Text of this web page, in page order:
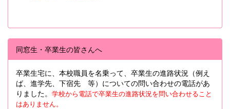
同窓生・卒業生の皆さんへ
卒業生宅に、本校職員を名乗って、卒業生の進路状況（例え
ば、進学先、下宿先 等）についての問い合わせの電話があ
りました。 学校から電話で卒業生の進路状況を問い合わせること
はありません。